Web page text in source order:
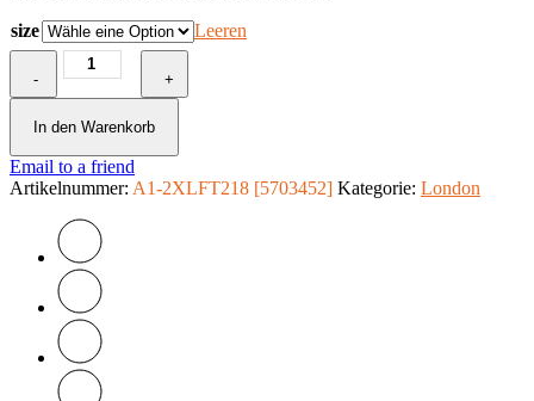
size Leeren
-
Fototapete
-
City
View
London
Menge
+
In den Warenkorb
Email to a friend
Artikelnummer: A1-2XLFT218 [5703452] Kategorie: London